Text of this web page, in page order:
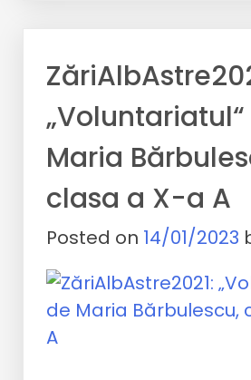
Maria
clasa a X-a A
Posted on 14/01/2023